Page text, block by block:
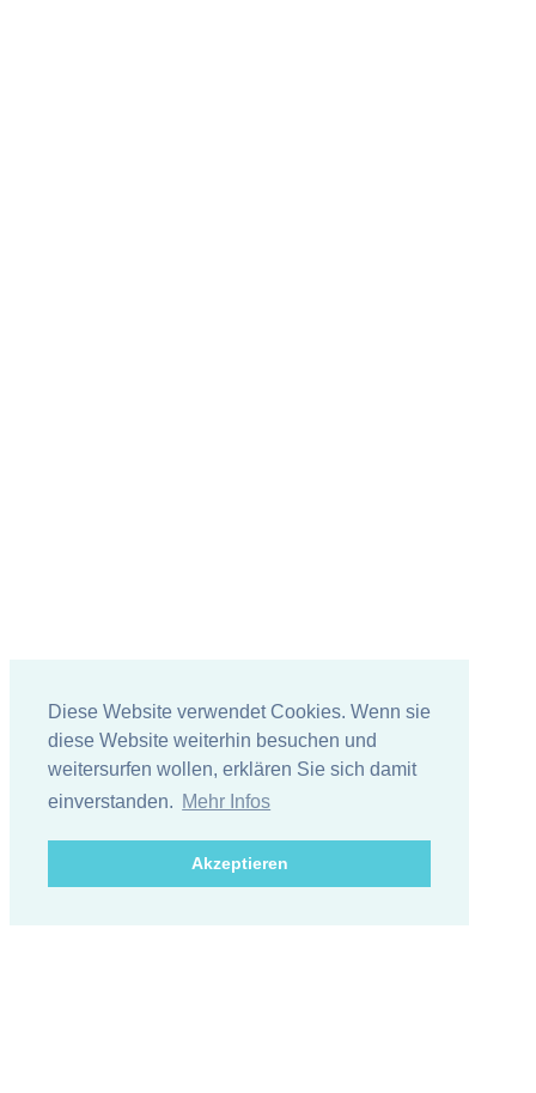
Diese Website verwendet Cookies. Wenn sie
diese Website weiterhin besuchen und
weitersurfen wollen, erklären Sie sich damit
einverstanden. Mehr Infos
Akzeptieren